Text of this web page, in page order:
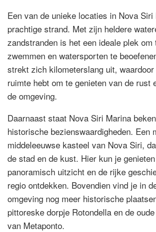
Een van de unieke locaties in Nova
prachtige strand. Met zijn heldere
zandstranden is het een ideale plek om
zwemmen en watersporten te
strekt zich kilometerslang uit,
ruimte hebt om te genieten van de rust
de omgeving.
Daarnaast staat Nova Siri Marina
historische bezienswaardigheden. Een
middeleeuwse kasteel van Nova Siri,
de stad en de kust. Hier kun je
panoramisch uitzicht en de rijke
regio ontdekken. Bovendien vind je in
omgeving nog meer historische
pittoreske dorpje Rotondella en de
van Metaponto.